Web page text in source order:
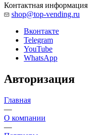
Контактная информация
shop@top-vending.ru
Вконтакте
Telegram
YouTube
WhatsApp
Авторизация
Главная
—
О компании
—